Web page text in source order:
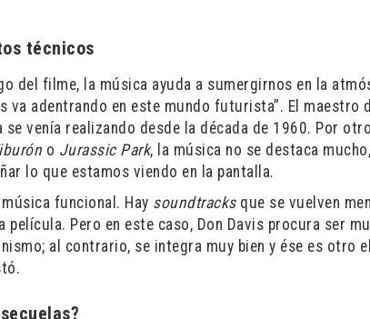
técnicos
del filme, la música ayuda a sumergirnos en la
va adentrando en este mundo futurista”. El maestro
se venía realizando desde la década de 1960. Por
o Jurassic Park, la música no se destaca
lo que estamos viendo en la pantalla.
música funcional. Hay soundtracksque se vuelven
película. Pero en este caso, Don Davis procura ser
al contrario, se integra muy bien y ése es otro